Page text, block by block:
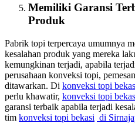
Memiliki Garansi
Produk
Pabrik topi terpercaya umumnya
kesalahan produk yang mereka
kemungkinan terjadi, apabila
perusahaan konveksi topi,
ditawarkan. Di konveksi topi
perlu khawatir, konveksi topi
garansi terbaik apabila terjadi
tim konveksi topi bekasi di